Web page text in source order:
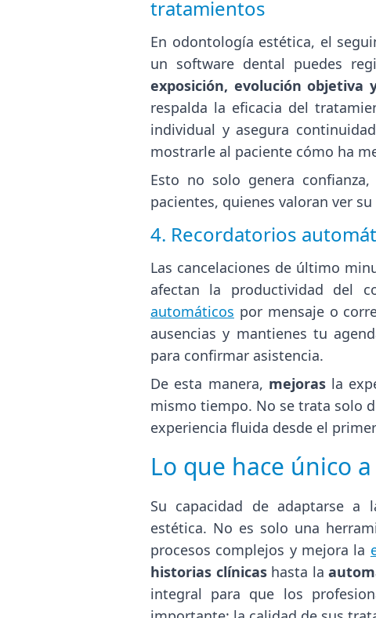
tratamientos
En odontología estética, el
un software dental puedes
exposición, evolución objetiva
respalda la eficacia del
individual y asegura
mostrarle al paciente cómo ha
Esto no solo genera
pacientes, quienes valoran ver
4. Recordatorios
Las cancelaciones de último
afectan la productividad del
automáticos por mensaje o
ausencias y mantienes tu
para confirmar asistencia.
De esta manera, mejorasla
mismo tiempo. No se trata solo
experiencia fluida desde el
Lo que hace único
Su capacidad de adaptarse a
estética. No es solo una
procesos complejos y mejora la
historias clínicashasta la
integral para que los